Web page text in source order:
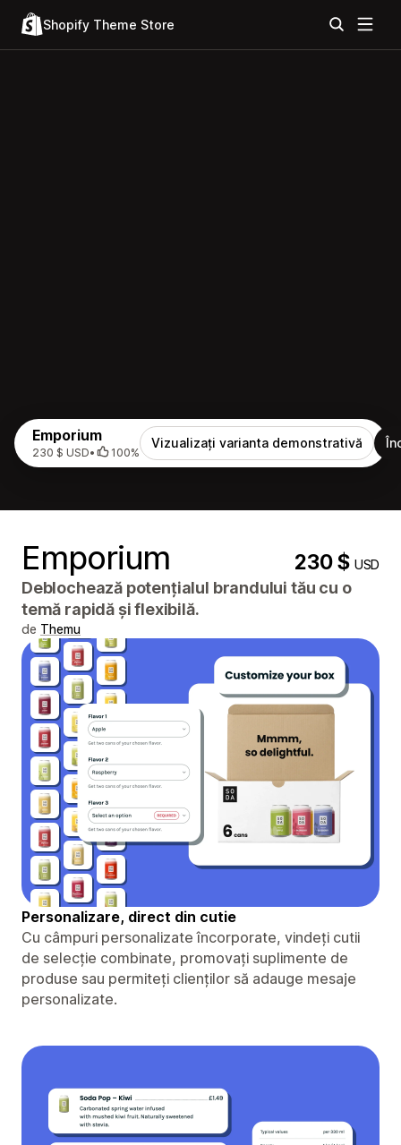
Shopify Theme Store
Emporium
230 $ USD• 100%
Vizualizați varianta demonstrativă
Emporium 230 $USD
Deblochează potențialul brandului tău cu o
temă rapidă și flexibilă.
de Themu
Personalizare, direct din cutie
Cu câmpuri personalizate încorporate, vindeți cutii
de selecție combinate, promovați suplimente de
produse sau permiteți clienților să adauge mesaje
personalizate.